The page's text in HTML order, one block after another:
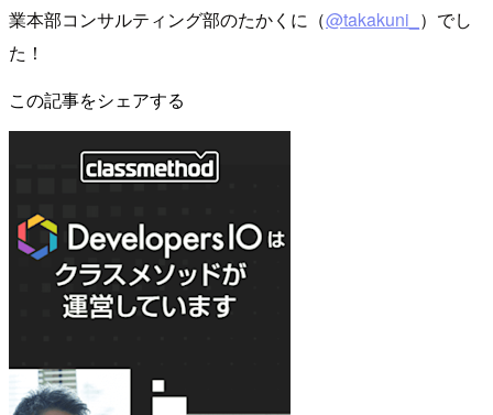
業本部コンサルティング部のたかくに（@takakuni_ ）でし
た！
この記事をシェアする